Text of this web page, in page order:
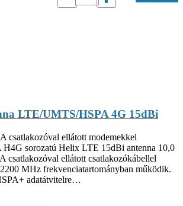
LTE/UMTS/HSPA 4G 15dBi
csatlakozóval ellátott modemekkel
H4G sorozatú Helix LTE 15dBi antenna 10,0
csatlakozóval ellátott csatlakozókábellel
MHz frekvenciatartományban működik.
adatátvitelre…